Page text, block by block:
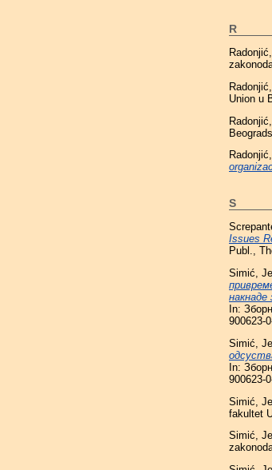
R
Union u
S
Issues
Publ.,
Simić,
In:
900623-
Simić,
In:
900623-
Simić,
fakultet
Simić,